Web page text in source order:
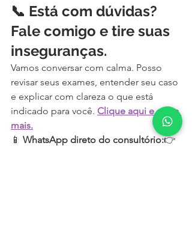
📞 Está com dúvidas?
Fale comigo e tire suas
inseguranças.
Vamos conversar com calma. Posso
revisar seus exames, entender seu caso
e explicar com clareza o que está
indicado para você. Clique aqui e saiba
mais.
📱 WhatsApp direto do consultório:👉